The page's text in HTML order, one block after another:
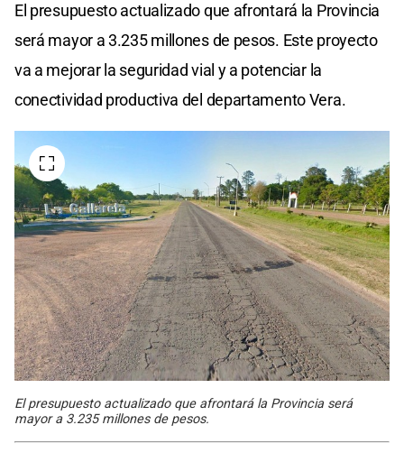
El presupuesto actualizado que afrontará la Provincia
será mayor a 3.235 millones de pesos. Este proyecto
va a mejorar la seguridad vial y a potenciar la
conectividad productiva del departamento Vera.
El presupuesto actualizado que afrontará la Provincia será
mayor a 3.235 millones de pesos.